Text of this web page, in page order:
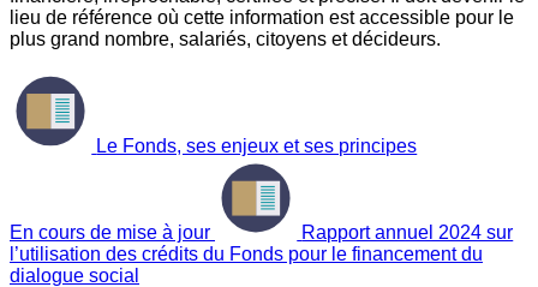
lieu de référence où cette information est accessible pour le
plus grand nombre, salariés, citoyens et décideurs.
Le Fonds, ses enjeux et ses principes
En cours de mise à jour
Rapport annuel 2024 sur
l’utilisation des crédits du Fonds pour le financement du
dialogue social